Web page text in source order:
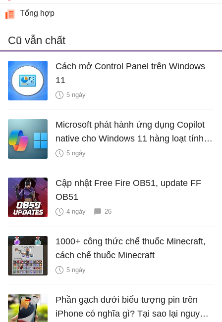
Tổng hợp
Cũ vẫn chất
Cách mở Control Panel trên Windows
11
5 ngày
Microsoft phát hành ứng dụng Copilot
native cho Windows 11 hàng loạt tính
năng mới Hữu Ích
5 ngày
Cập nhật Free Fire OB51, update FF
OB51
4 ngày 26
1000+ công thức chế thuốc Minecraft,
cách chế thuốc Minecraft
5 ngày
Phần gạch dưới biểu tượng pin trên
iPhone có nghĩa gì? Tại sao lại nguy